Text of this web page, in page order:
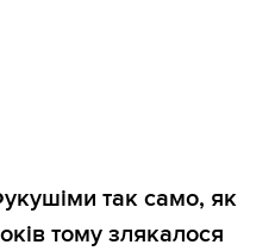
так само, як
тому злякалося